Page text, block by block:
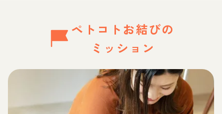
ペトコトお結びの
ミッション